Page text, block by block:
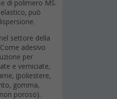
di polimero MS.
può
settore della
adesivo
per
e verniciate,
(poliestere,
gomma,
poroso).